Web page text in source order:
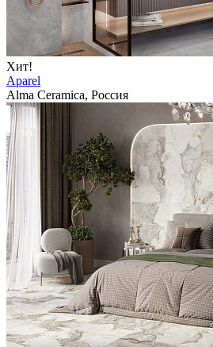
Хит!
Aparel
Alma Ceramica, Россия